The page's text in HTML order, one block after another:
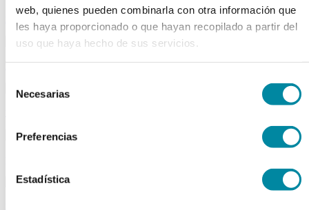
web, quienes pueden combinarla con otra información que
les haya proporcionado o que hayan recopilado a partir del
uso que haya hecho de sus servicios.
Necesarias
Preferencias
Estadística
reactivos merk
material aparatos